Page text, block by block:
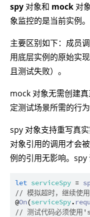
spy 对象和 mock 对
象监控的是当前实例。
主要区别如下：成员
用底层实例的原始实
且测试失败）。
mock 对象无需创建
定测试场景所需的行为
spy 对象支持重写真
对象引用的调用才会
例的引用无影响。spy
let serviceSpy =
// 模拟超时，继续使
@On(serviceSpy.
// 测试代码必须使用